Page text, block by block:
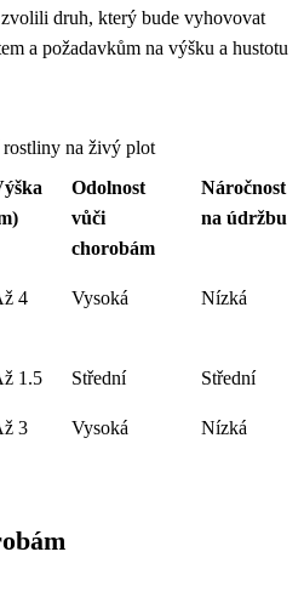
druh, který bude vyhovovat
a požadavkům na výšku a hustotu
na živý plot
Odolnost
vůči
chorobám
Náročnost
na údržbu
4 Vysoká Nízká
1.5 Střední Střední
3 Vysoká Nízká